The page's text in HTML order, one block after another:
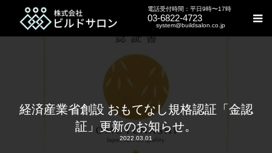
電話受付時間：平日9時〜17時
03-6822-4723
system@buildsalon.co.jp
経済産業省創設 おもてなし規格認証「金認
証」更新のお知らせ。
2022.03.01